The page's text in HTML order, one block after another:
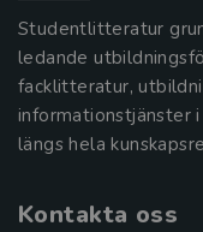
Studentlitteratur
ledande
facklitteratur,
informationstjänster
längs hela
Kontakta oss